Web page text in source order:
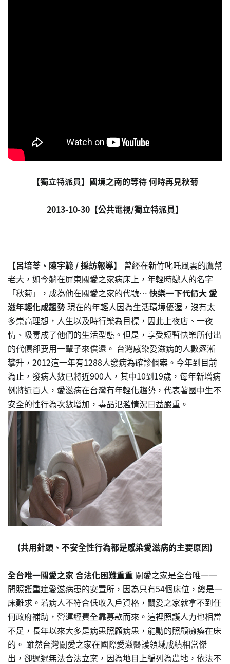
【獨立特派員】國境之南的等待 何時再見秋菊
2013-10-30【公共電視/獨立特派員】
【呂培苓、陳宇範 / 採訪報導】
曾經在新竹叱吒風雲的鷹幫
老大，如今躺在屏東關愛之家病床上，年輕時戀人的名字
「秋菊」，成為他在關愛之家的代號… 快樂一下代價大 愛
滋年輕化成趨勢現在的年輕人因為生活環境優渥，沒有太
多崇高理想，人生以及時行樂為目標，因此上夜店、一夜
情、吸毒成了他們的生活型態。但是，享受短暫快樂所付出
的代價卻要用一輩子來償還。 台灣感染愛滋病的人數逐漸
攀升，2012這一年有1288人發病為確診個案。今年到目前
為止，發病人數已將近900人，其中10到19歲，每年新增病
例將近百人，愛滋病在台灣有年輕化趨勢，代表著國中生不
安全的性行為次數增加，毒品氾濫情況日益嚴重。
(共用針頭、不安全性行為都是感染愛滋病的主要原因)
全台唯一關愛之家 合法化困難重重 關愛之家是全台唯一一
間照護重症愛滋病患的安置所，因為只有54個床位，總是一
床難求。若病人不符合低收入戶資格，關愛之家就拿不到任
何政府補助，營運經費全靠募款而來。這裡照護人力也相當
不足，長年以來大多是病患照顧病患，能動的照顧癱瘓在床
的。 雖然台灣關愛之家在國際愛滋醫護領域成績相當傑
出，卻遲遲無法合法立案，因為地目上編列為農地，依法不